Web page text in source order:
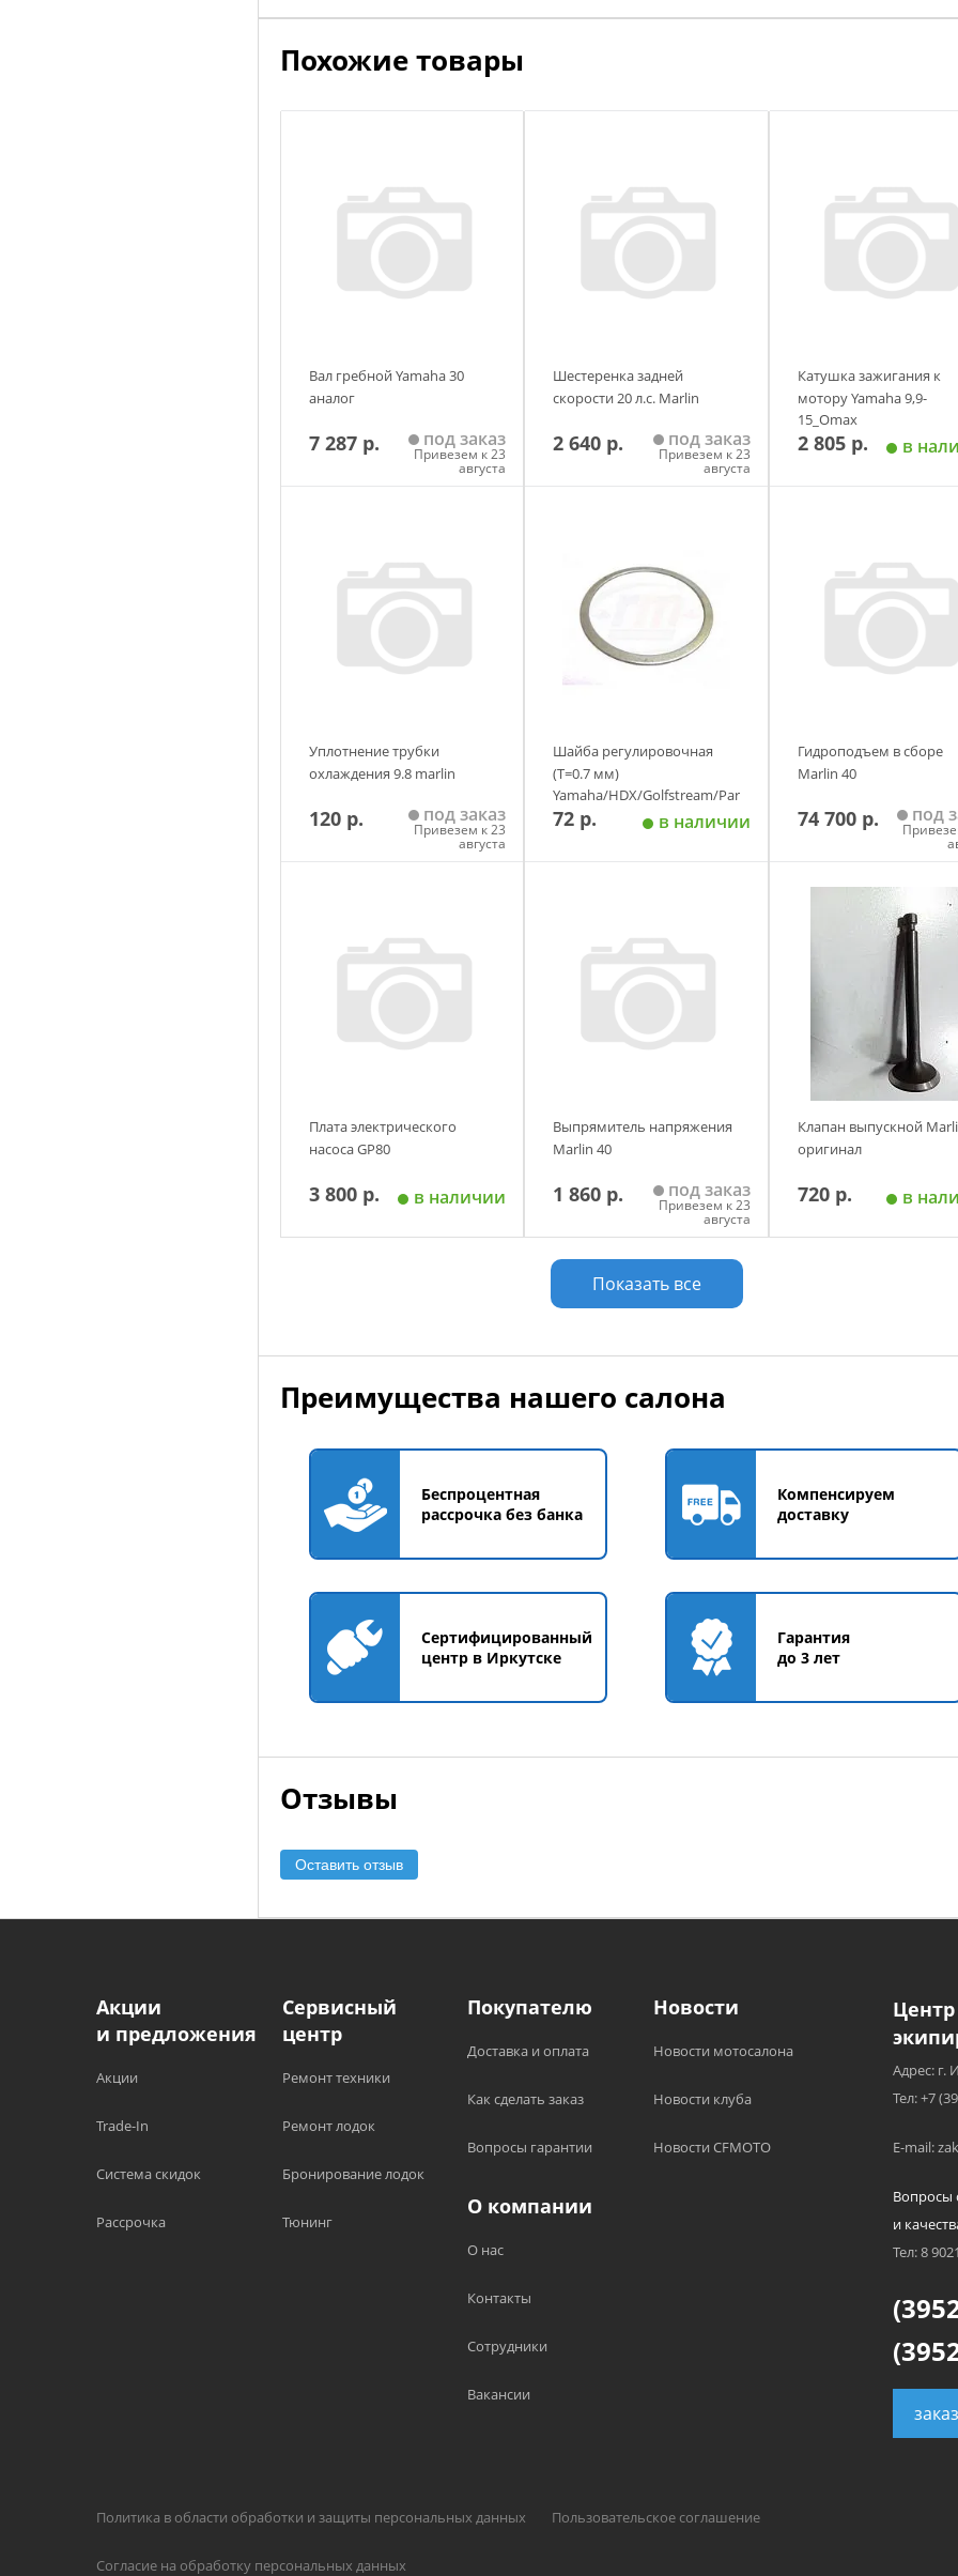
Похожие товары
Вал гребной Yamaha 30
аналог
7 287 р. под заказ
Привезем к 23
августа
Шестеренка задней
скорости 20 л.с. Marlin
2 640 р. под заказ
Привезем к 23
августа
Катушка зажигания к
мотору Yamaha 9,9-
15_Omax
2 805 р. в
Уплотнение трубки
охлаждения 9.8 marlin
120 р. под заказ
Привезем к 23
августа
Шайба регулировочная
(T=0.7 мм)
Yamaha/HDX/Golfstream/Parsun
25-30
72 р. в наличии
Гидроподъем в сборе
Marlin 40
74 700 р. под
Добавить в
Плата электрического
насоса GP80
3 800 р. в наличии
Выпрямитель напряжения
Marlin 40
1 860 р. под заказ
Привезем к 23
августа
Добавить в корзину
Клапан выпускной
оригинал
720 р. в
Показать все
Преимущества нашего салона
Беспроцентная
рассрочка без банка
Компенсируем
доставку
Сертифицированный
центр в Иркутске
Гарантия
до 3 лет
Отзывы
Оставить отзыв
Акции
и предложения
Акции
Trade-In
Система скидок
Рассрочка
Сервисный
центр
Ремонт техники
Ремонт лодок
Бронирование лодок
Тюнинг
Покупателю
Доставка и оплата
Как сделать заказ
Вопросы гарантии
Новости
Новости мотосалона
Новости клуба
Новости CFMOTO
О компании
О нас
Контакты
Сотрудники
Вакансии
Политика в области обработки и защиты персональных данных Пользовательское соглашение
Согласие на обработку персональных данных
Адрес: г.
Тел: +7
E-mail:
Вопросы
и
Тел: 8